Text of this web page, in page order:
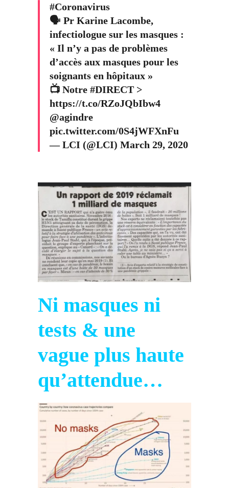
#Coronavirus
🗣 Pr Karine Lacombe,
infectiologue sur les masques :
« Il n’y a pas de problèmes
d’accès aux masques pour les
soignants en hôpitaux »
📺 Notre #DIRECT >
https://t.co/RZoJQbIbw4
@agindre
pic.twitter.com/0S4jWFXnFu
— LCI (@LCI) March 29, 2020
Ni masques ni
tests & une
vague plus haute
qu’attendue…